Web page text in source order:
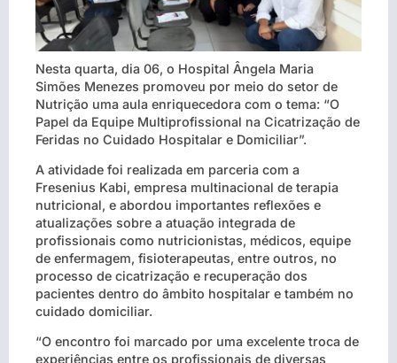
Nesta quarta, dia 06, o Hospital Ângela Maria
Simões Menezes promoveu por meio do setor de
Nutrição uma aula enriquecedora com o tema: “O
Papel da Equipe Multiprofissional na Cicatrização de
Feridas no Cuidado Hospitalar e Domiciliar”.
A atividade foi realizada em parceria com a
Fresenius Kabi, empresa multinacional de terapia
nutricional, e abordou importantes reflexões e
atualizações sobre a atuação integrada de
profissionais como nutricionistas, médicos, equipe
de enfermagem, fisioterapeutas, entre outros, no
processo de cicatrização e recuperação dos
pacientes dentro do âmbito hospitalar e também no
cuidado domiciliar.
“O encontro foi marcado por uma excelente troca de
experiências entre os profissionais de diversas